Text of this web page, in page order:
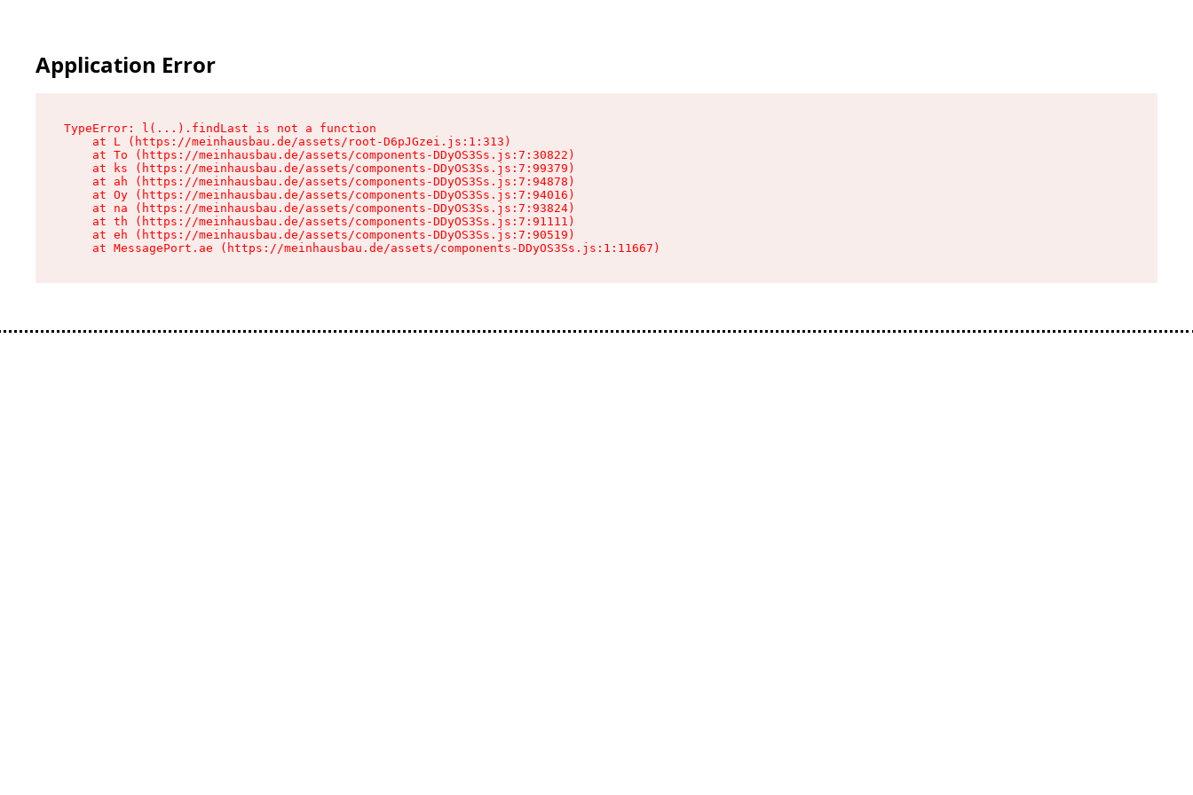
Application Error
TypeError: l(...).findLast is not a function
    at L (https://meinhausbau.de/assets/root-D6pJGzei.js:1:313)
    at To (https://meinhausbau.de/assets/components-DDyOS3Ss.js:7:30822)
    at ks (https://meinhausbau.de/assets/components-DDyOS3Ss.js:7:99379)
    at ah (https://meinhausbau.de/assets/components-DDyOS3Ss.js:7:94878)
    at Oy (https://meinhausbau.de/assets/components-DDyOS3Ss.js:7:94016)
    at na (https://meinhausbau.de/assets/components-DDyOS3Ss.js:7:93824)
    at th (https://meinhausbau.de/assets/components-DDyOS3Ss.js:7:91111)
    at eh (https://meinhausbau.de/assets/components-DDyOS3Ss.js:7:90519)
    at MessagePort.ae (https://meinhausbau.de/assets/components-DDyOS3Ss.js:1:11667)